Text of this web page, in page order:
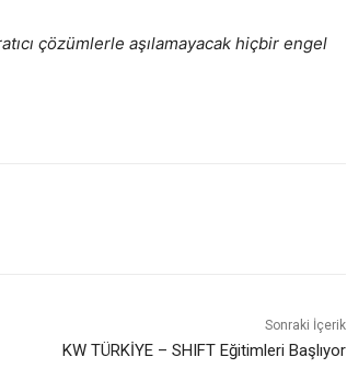
çözümlerle aşılamayacak hiçbir engel
Sonraki İçerik
KW TÜRKİYE – SHIFT Eğitimleri Başlıyor